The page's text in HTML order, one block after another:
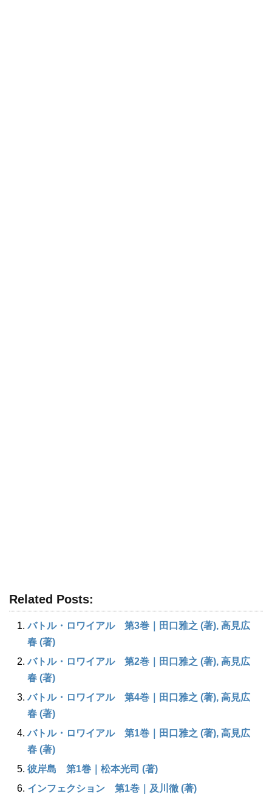
Related Posts:
バトル・ロワイアル 第3巻｜田口雅之 (著), 高見広
春 (著)
バトル・ロワイアル 第2巻｜田口雅之 (著), 高見広
春 (著)
バトル・ロワイアル 第4巻｜田口雅之 (著), 高見広
春 (著)
バトル・ロワイアル 第1巻｜田口雅之 (著), 高見広
春 (著)
彼岸島 第1巻｜松本光司 (著)
インフェクション 第1巻｜及川徹 (著)